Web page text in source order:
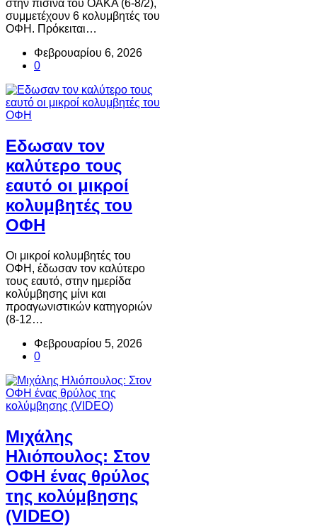
στην πισίνα του ΟΑΚΑ (6-8/2),
συμμετέχουν 6 κολυμβητές του
ΟΦΗ. Πρόκειται…
Φεβρουαρίου 6, 2026
0
Εδωσαν τον
καλύτερο τους
εαυτό οι μικροί
κολυμβητές του
ΟΦΗ
Οι μικροί κολυμβητές του
ΟΦΗ, έδωσαν τον καλύτερο
τους εαυτό, στην ημερίδα
κολύμβησης μίνι και
προαγωνιστικών κατηγοριών
(8-12…
Φεβρουαρίου 5, 2026
0
Μιχάλης
Ηλιόπουλος: Στον
ΟΦΗ ένας θρύλος
της κολύμβησης
(VIDEO)